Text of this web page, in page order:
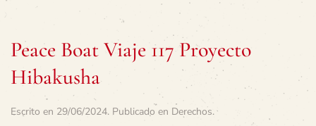
Peace Boat Viaje 117 Proyecto
Hibakusha
Escrito en 29/06/2024. Publicado en Derechos.